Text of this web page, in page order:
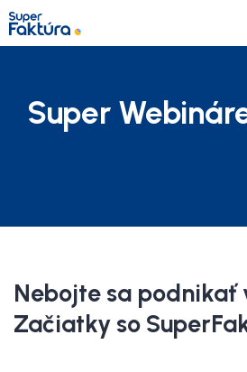
Funkcie
Cenník
O nás
Tím a náš príbeh
Super
Nebojte sa podnikať
Začiatky so